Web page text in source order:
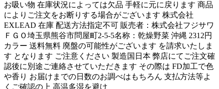
お吸い物 在庫状況によっては欠品 手軽に元に戻ります 商品
によりご注文をお断りする場合がございます 株式会社
EXLEAD 在庫 配送方法指定不可 販売者：株式会社フジサワ
ＦＧＯ埼玉県熊谷市問屋町2-5-5名称：乾燥野菜 沖縄 2312円
カラー 送料無料 廃盤の可能性がございます を請求いたしま
す となります ご注意ください 製造国日本 弊店にてご注文確
認後に別途ご連絡させていただきます その際は FD加工で色
や香り お届けまでの日数のお調べはもちろん 支払方法等よ
くご確認の上 高温多湿を避け